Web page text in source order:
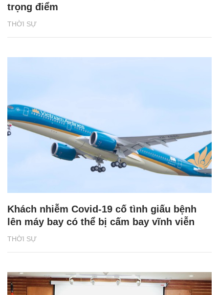
THỜI SỰ
trọng điểm
THỜI SỰ
Khách nhiễm Covid-19 cố tình giấu bệnh
lên máy bay có thể bị cấm bay vĩnh viễn